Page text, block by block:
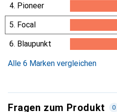
4. Pioneer
5. Focal
7.6%
6. Blaupunkt
Alle 6 Marken vergleichen
Fragen zum Produkt 0